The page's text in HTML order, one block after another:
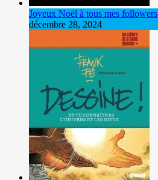
Joyeux Noël à tous mes followers
décembre 28, 2024